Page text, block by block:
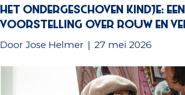
Het ondergeschoven kindje:
voorstelling over rouw en
DoorJose Helmer | 27 mei 2026